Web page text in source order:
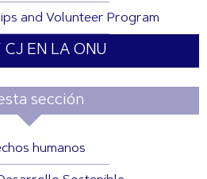
and Volunteer Program
EN LA ONU
sección
humanos